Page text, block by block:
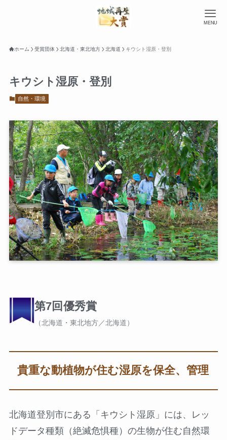
MENU
ホーム 受賞団体 北海道・東北地方 北海道 キウシト湿原・登別
キウシト湿原・登別
自然・環境
第7回優秀賞
（北海道・東北地方／北海道）
貴重な動植物が住む湿原を保全、管理
北海道登別市にある「キウシト湿原」には、レッ
ドデータ種類（絶滅危惧種）の生物が住む自然環